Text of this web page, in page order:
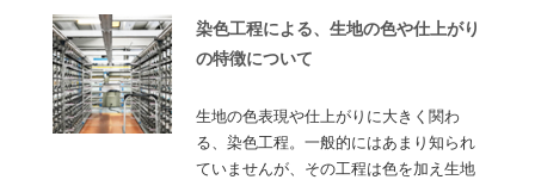
染色工程による、生地の色や仕上がり
の特徴について
生地の色表現や仕上がりに大きく関わ
る、染色工程。一般的にはあまり知られ
ていませんが、その工程は色を加え生地